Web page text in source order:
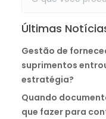
Últimas
Gestão de
suprimentos
estratégia?
Quando
que fazer para